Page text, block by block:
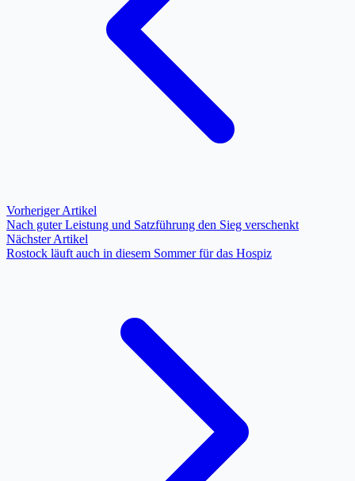
Vorheriger Artikel
Nach guter Leistung und Satzführung den Sieg verschenkt
Nächster Artikel
Rostock läuft auch in diesem Sommer für das Hospiz